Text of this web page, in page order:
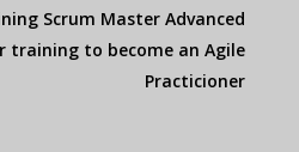
Scrum Master Advanced
training to become an Agile
Practicioner